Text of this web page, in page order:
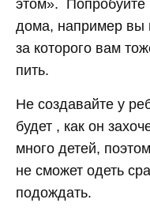
этом». Попробуйте
дома, например вы
за которого вам
пить.
Не создавайте у
будет , как он
много детей,
не сможет одеть
подождать.